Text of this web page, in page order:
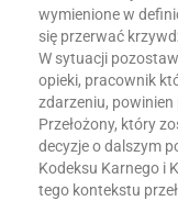
wymienione w
się przerwać
W sytuacji
opieki, pracownik
zdarzeniu, powinien
Przełożony, który
decyzje o dalszym
Kodeksu Karnego i
tego kontekstu